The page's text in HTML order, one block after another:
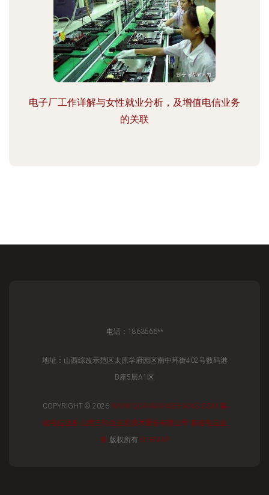
电子厂工作详解与女性就业分析，及增值电信业务
的关联
电话：1863566**
地址：山西综改示范区太原学府园区南中环街402号数码港
B座5层A1区
COPYRIGHT © 2026 WWW.QUANWANGSHANG.COM 基
础电信业务 山西三叶虫信息技术股份有限公司 基础电信业
务 版权所有 SITEMAP